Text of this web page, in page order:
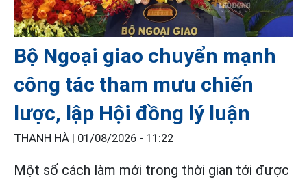
Bộ Ngoại giao chuyển mạnh
công tác tham mưu chiến
lược, lập Hội đồng lý luận
THANH HÀ | 01/08/2026 - 11:22
Một số cách làm mới trong thời gian tới được